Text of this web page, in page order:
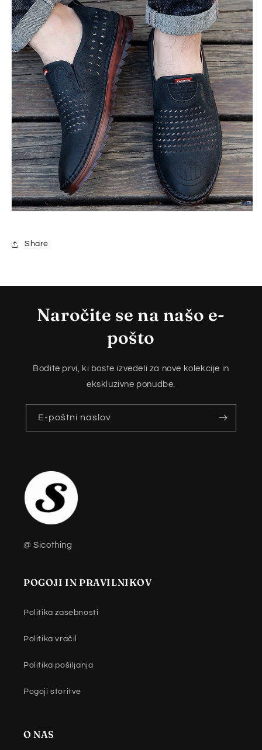
Share
Naročite se na našo e-
pošto
Bodite prvi, ki boste izvedeli za nove kolekcije in
ekskluzivne ponudbe.
E-poštni naslov
@ Sicothing
POGOJI IN PRAVILNIKOV
Politika zasebnosti
Politika vračil
Politika pošiljanja
Pogoji storitve
O NAS